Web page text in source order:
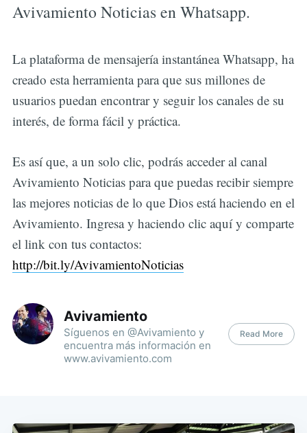
Avivamiento Noticias en Whatsapp.
La plataforma de mensajería instantánea Whatsapp, ha
creado esta herramienta para que sus millones de
usuarios puedan encontrar y seguir los canales de su
interés, de forma fácil y práctica.
Es así que, a un solo clic, podrás acceder al canal
Avivamiento Noticias para que puedas recibir siempre
las mejores noticias de lo que Dios está haciendo en el
Avivamiento. Ingresa y haciendo clic aquí y comparte
el link con tus contactos:
http://bit.ly/AvivamientoNoticias
Avivamiento
Síguenos en @Avivamiento y
encuentra más información en
www.avivamiento.com
Read More